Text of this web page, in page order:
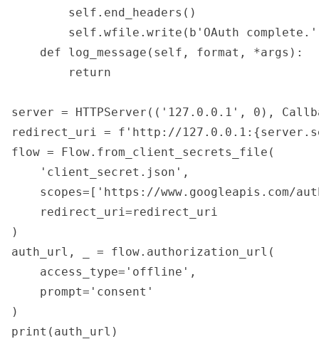
        self.end_headers()
self.wfile.write(b'OAuth
    def log_message(self, format, *args):
        return
server = HTTPServer(('127.0.0.1', 0),
redirect_uri = f'http://
flow = Flow.from_client_secrets_file(
    'client_secret.json',
scopes=['https://www.googleapis.com/
    redirect_uri=redirect_uri
)
auth_url, _ = flow.authorization_url(
    access_type='offline',
    prompt='consent'
)
print(auth_url)